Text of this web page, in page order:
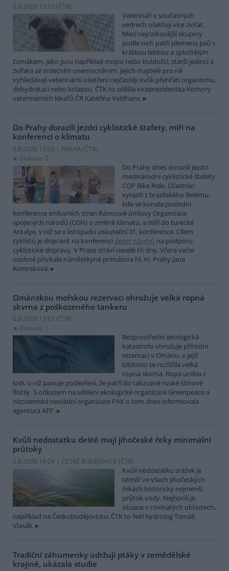
6.8.2026 15:15 (ČTK)
Veterináři v současných
vedrech ošetřují více zvířat.
Mezi nejrizikovější skupiny
podle nich patří plemena psů s
krátkou lebkou a zploštělým
čumákem, jako jsou například mopsi nebo buldočci, starší jedinci a
zvířata se srdečním onemocněním. Jejich majitelé pro ně
vyhledávají veterinární ošetření nejčastěji kvůli přehřátí organismu,
dehydrataci nebo kolapsu. ČTK to sdělila viceprezidentka Komory
veterinárních lékařů ČR Kateřina Valdhans.
Do Prahy dorazili jezdci cyklistické štafety, míří na
konferenci o klimatu
6.8.2026 15:08 | PRAHA (ČTK)
Diskuse: 2
Do Prahy dnes dorazili jezdci
mezinárodní cyklistické štafety
COP Bike Ride. Účastníci
vyrazili z brazilského Belému,
kde se konala poslední
konference smluvních stran Rámcové úmluvy Organizace
spojených národů (OSN) o změně klimatu, a míří do turecké
Antalye, v níž se v listopadu uskuteční 31. konference. Cílem
cyklistů je dopravit na konferenci deset návrhů na podporu
cyklistické dopravy. V Praze stráví necelé tři dny. Včera večer
osobně přivítala náměstkyně primátora hl. m. Prahy Jana
Komrsková.
Ománskou mořskou rezervaci ohrožuje velká ropná
skvrna z poškozeného tankeru
6.8.2026 15:03 (ČTK)
Diskuse: 1
Bezprostřední ekologická
katastrofa ohrožuje přírodní
rezervaci v Ománu, v jejíž
blízkosti se rozšířila velká
ropná skvrna. Ropa unikla z
lodi, u níž panuje podezření, že patří do takzvané ruské stínové
flotily. S odkazem na sdělení ekologické organizace Greenpeace a
nizozemské nevládní organizace PAX o tom dnes informovala
agentura AFP.
Kvůli nedostatku deště mají jihočeské řeky minimální
průtoky
6.8.2026 14:24 | ČESKÉ BUDĚJOVICE (ČTK)
Kvůli nedostatku srážek je
téměř ve všech jihočeských
řekách historicky nejmenší
průtok vody. Nejhorší je
situace v rovinatých oblastech,
například na Českobudějovicku. ČTK to řekl hydrolog Tomáš
Vlasák.
Tradiční záhumenky udržují ptáky v zemědělské
krajině, ukázala studie